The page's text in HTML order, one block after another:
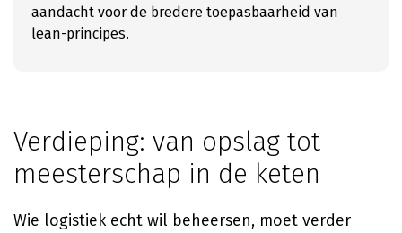
aandacht voor de bredere toepasbaarheid van
lean-principes.
Verdieping: van opslag tot
meesterschap in de keten
Wie logistiek echt wil beheersen, moet verder